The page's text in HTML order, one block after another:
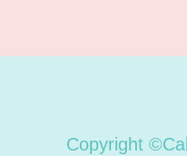
Copyright